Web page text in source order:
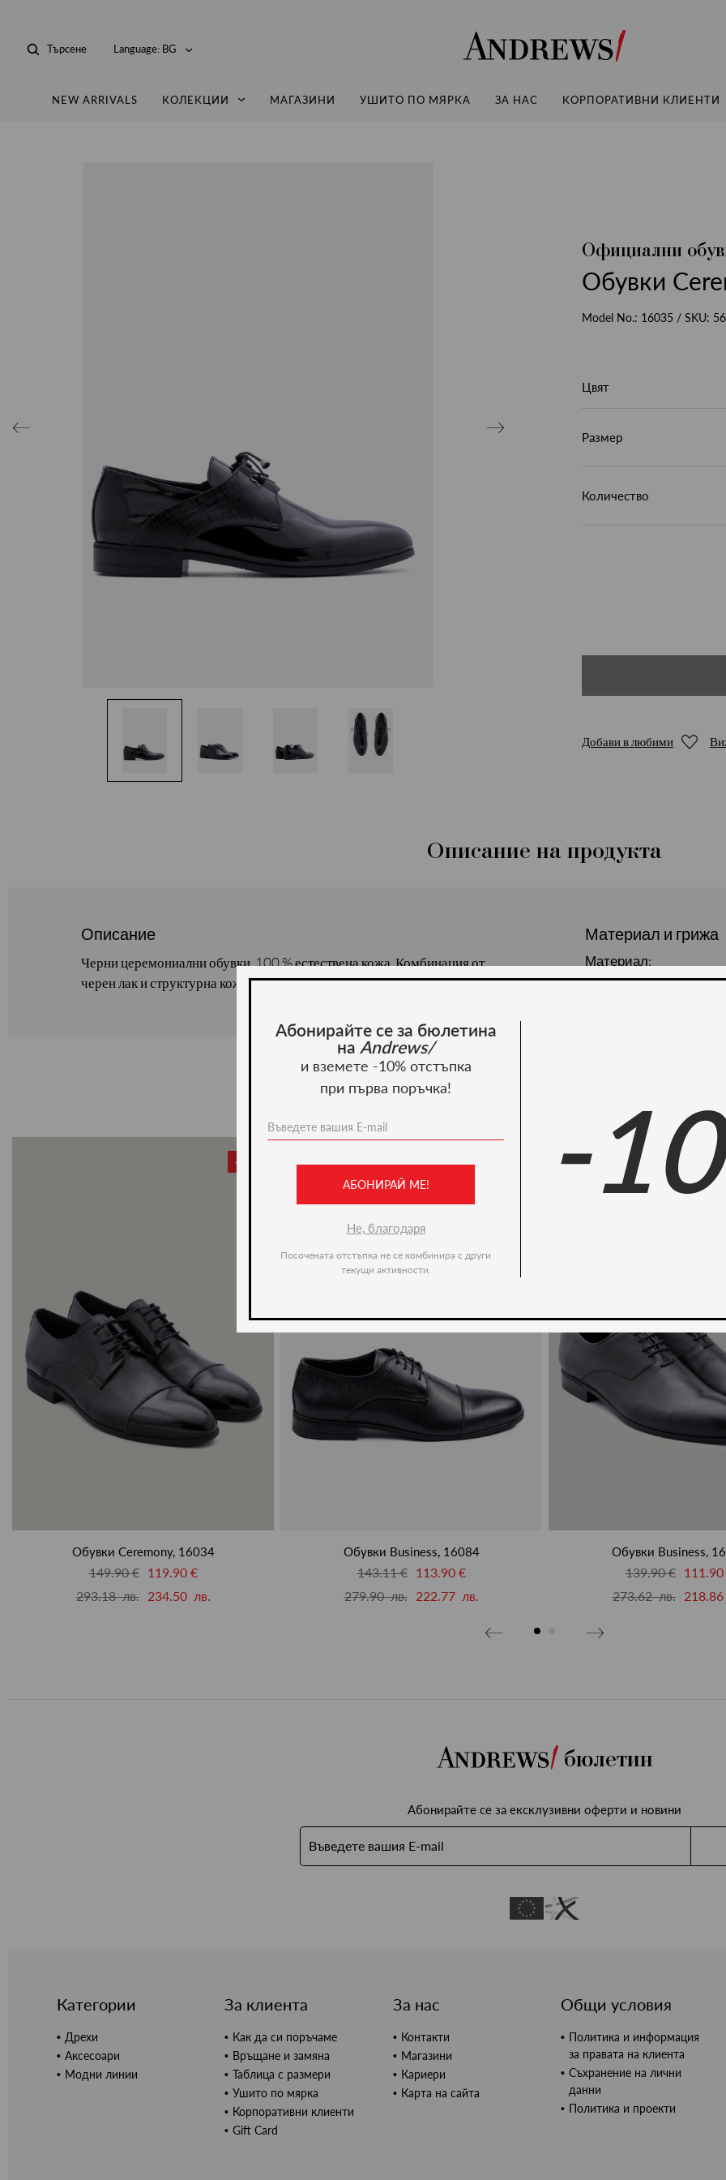
Andrews
Търсене Language: BG
NEW ARRIVALS КОЛЕКЦИИ МАГАЗИНИ УШИТО ПО МЯРКА ЗА НАС КОРПОРАТИВНИ КЛИЕНТИ
Официални
Обувки
Model No.: 16035 / SKU:
Цвят
Размер
Количество
Добави в любими
Описание на продукта
Описание
Черни церемониални обувки. 100 % естествена кожа. Комбинация от
черен лак и структурна кожа.
Материал и грижа
Материал:
Ние препоръчваме
-20%
Обувки Ceremony, 16034
149.90 €
119.90 €
293.18 лв.
234.50 лв.
Обувки Business, 16084
143.11 €
113.90 €
279.90 лв.
222.77 лв.
Обувки Business,
139.90 €
111.90
273.62 лв.
218.86
бюлетин
Абонирайте се за ексклузивни оферти и новини
Категории
Дрехи
Аксесоари
Модни линии
За клиента
Как да си поръчаме
Връщане и замяна
Таблица с размери
Ушито по мярка
Корпоративни клиенти
Gift Card
За нас
Контакти
Магазини
Кариери
Карта на сайта
Общи условия
Политика и информация
за правата на клиента
Съхранение на лични
данни
Политика и проекти
Абонирайте се за бюлетина
на Andrews/
и вземете -10% отстъпка
при първа поръчка!
АБОНИРАЙ МЕ!
Не, благодаря
Посочената отстъпка не се комбинира с други
текущи активности.
-